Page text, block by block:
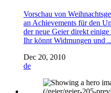
Vorschau von
an Achievements für den
der neue Geier direkt
Ihr könnt Widmungen und
Dec 20, 2010
de